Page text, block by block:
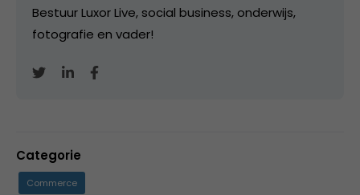
Bestuur Luxor Live, social business, onderwijs,
fotografie en vader!
Categorie
Commerce